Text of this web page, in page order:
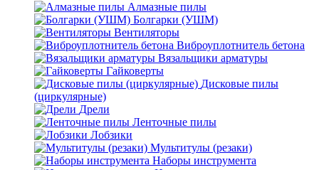
Алмазные пилы
Болгарки (УШМ)
Вентиляторы
Виброуплотнитель бетона
Вязальщики арматуры
Гайковерты
Дисковые пилы
(циркулярные)
Дрели
Ленточные пилы
Лобзики
Мультитулы (резаки)
Наборы инструмента